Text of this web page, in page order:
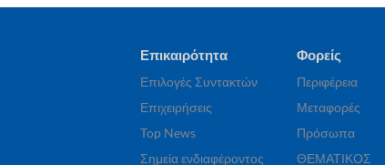
Επικαιρότητα
Επιλογές Συντακτών
Επιχειρήσεις
Top News
Σημεία ενδιαφέροντος
Φορείς
Περιφέρεια
Μεταφορές
Πρόσωπα
ΘΕΜΑΤΙΚΟΣ